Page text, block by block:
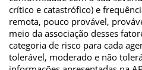
crítico e catastrófico) e
remota, pouco provável,
meio da associação desses
categoria de risco para cada
tolerável, moderado e não